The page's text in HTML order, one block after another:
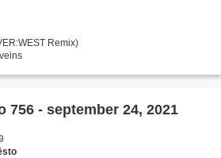
Remix)
756 - september 24, 2021